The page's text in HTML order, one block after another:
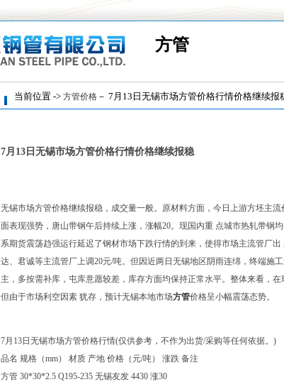
方管
当前位置 -> 方管价格－ 7月13日无锡市场方管价格行情价格继续报
7月13日无锡市场方管价格行情价格继续报稳
无锡市场方管价格继续报稳，成交量一般。原材料方面，今日上游方坯主
面表现强势，唐山带钢午后持续上涨，涨幅20。现国内重 点城市热轧带钢
系期货震荡趋强运行延迟了钢材市场下跌行情的到来，使得市场主流管厂
达、君诚等主流管厂上调20元/吨。但因近两日无锡地区阴雨连绵，终端施
主，多按需补库，屯库意愿较差，库存方面均保持正常水平。整体来看，
但由于市场利空因素 犹存，预计无锡本地市场方管价格呈小幅震荡态势。
7月13日无锡市场方管价格行情(仅供参考，不作为出货/采购等任何依据。)
品名 规格（mm） 材质 产地 价格（元/吨） 涨跌 备注
方管 30*30*2.5 Q195-235 无锡友发 4430 涨30